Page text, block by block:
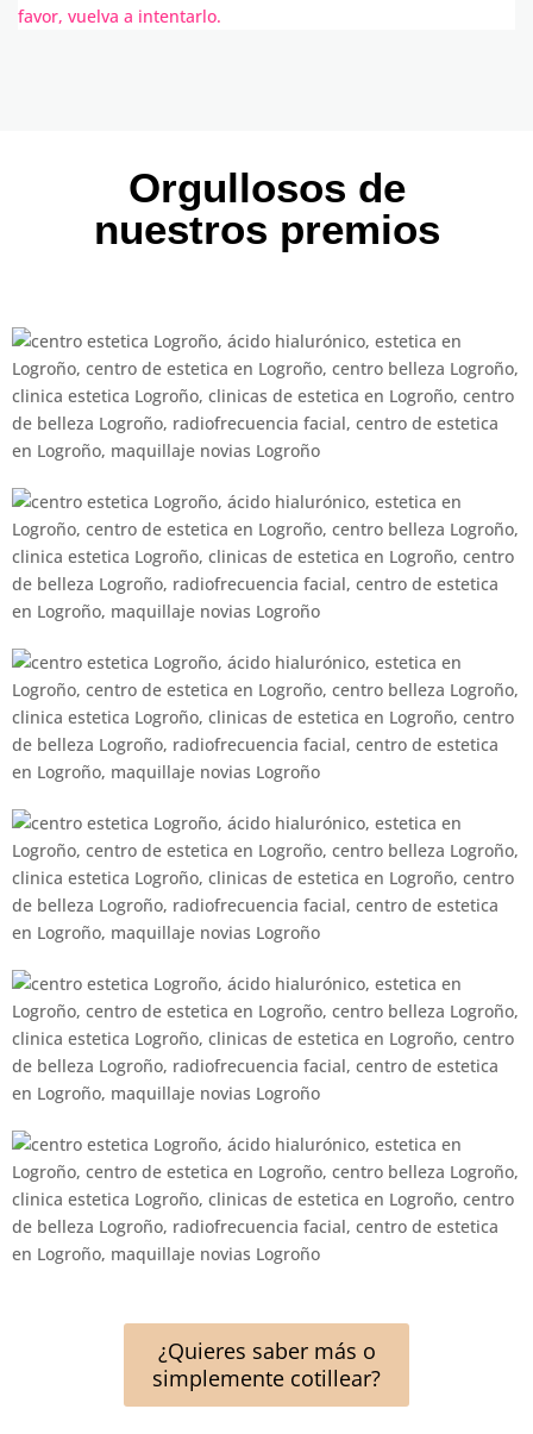
favor, vuelva a intentarlo.
Orgullosos de
nuestros premios
¿Quieres saber más o
simplemente cotillear?